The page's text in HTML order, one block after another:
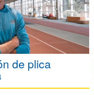
de plica